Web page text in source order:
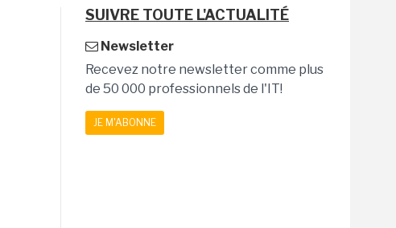
SUIVRE TOUTE L'ACTUALITÉ
Newsletter
Recevez notre newsletter comme plus
de 50 000 professionnels de l'IT!
JE M'ABONNE